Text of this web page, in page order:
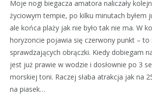
Moje nogi biegacza amatora naliczały
życiowym tempie, po kilku minutach byłem
ale końca plaży jak nie było tak nie ma. W
horyzoncie pojawia się czerwony punkt – to
sprawdzających obrączki. Kiedy dobiegam
jest już prawie w wodzie i dosłownie po 3
morskiej toni. Raczej słaba atrakcja jak na
na piasek…